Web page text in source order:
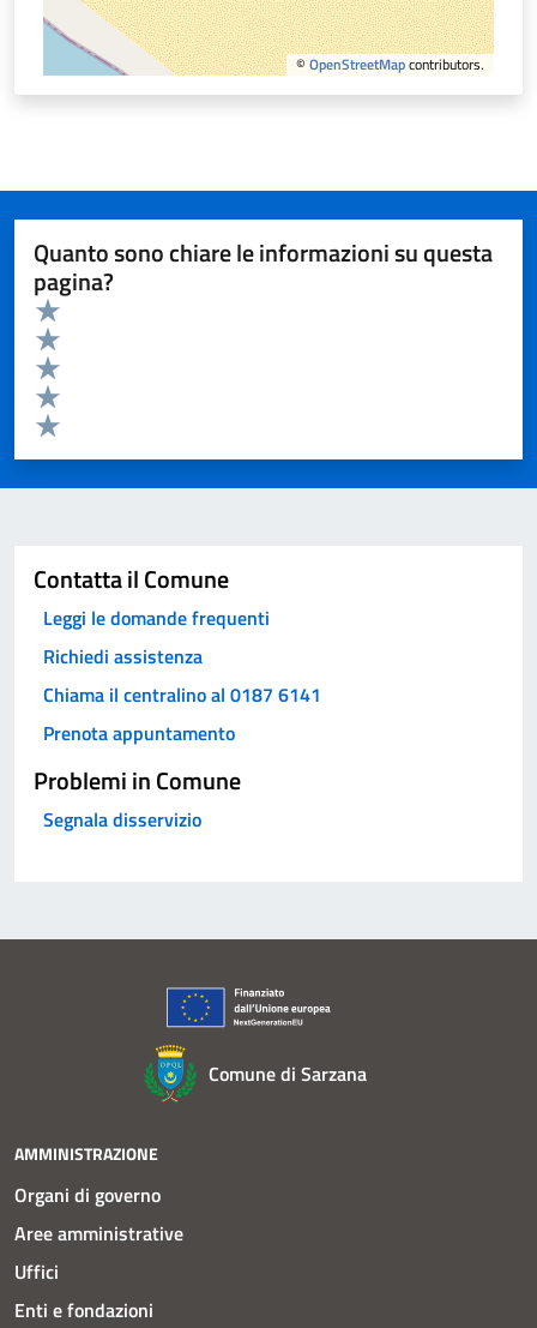
© OpenStreetMapcontributors.
Quanto sono chiare le informazioni su questa
pagina?
Valuta da 1 a 5 stelle la pagina
Valuta 5 stelle su 5
Valuta 4 stelle su 5
Valuta 3 stelle su 5
Valuta 2 stelle su 5
Valuta 1 stelle su 5
Contatta il Comune
Leggi le domande frequenti
Richiedi assistenza
Chiama il centralino al 0187 6141
Prenota appuntamento
Problemi in Comune
Segnala disservizio
Comune di Sarzana
AMMINISTRAZIONE
Organi di governo
Aree amministrative
Uffici
Enti e fondazioni